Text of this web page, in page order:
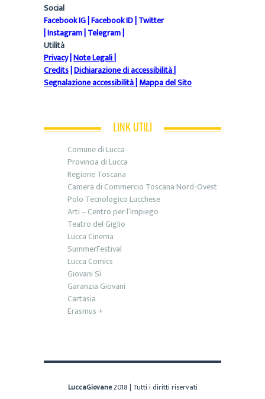
Social
Facebook IG|Facebook ID|Twitter
|Instagram|Telegram|
Utilità
Privacy|Note Legali|
Credits|Dichiarazione di accessibilità|
Segnalazione accessibilità|Mappa del Sito
LINK UTILI
Comune di Lucca
Provincia di Lucca
Regione Toscana
Camera di Commercio Toscana Nord-Ovest
Polo Tecnologico Lucchese
Arti – Centro per l’Impiego
Teatro del Giglio
Lucca Cinema
SummerFestival
Lucca Comics
Giovani Sì
Garanzia Giovani
Cartasia
Erasmus +
LuccaGiovane2018 | Tutti i diritti riservati